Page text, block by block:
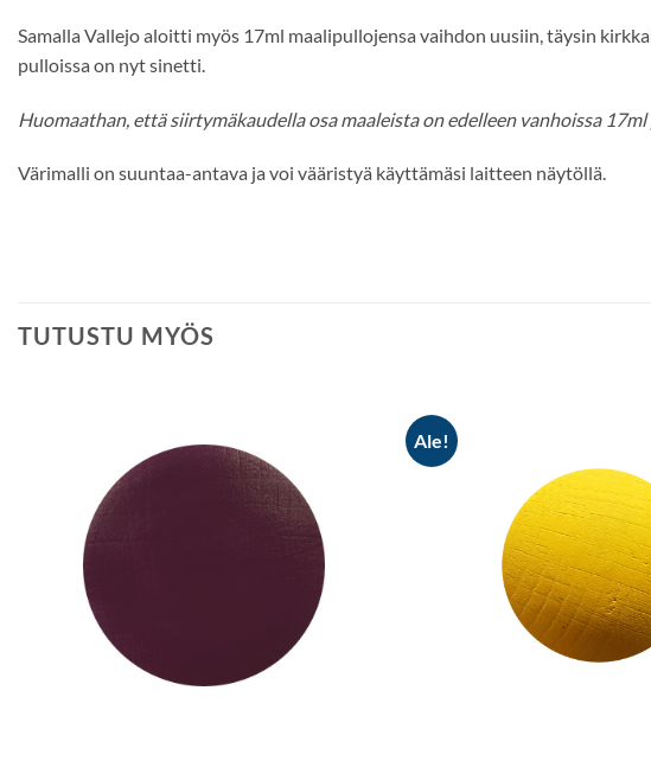
Samalla Vallejo aloitti myös 17ml maalipullojensa vaihdon uusiin, täysin
pulloissa on nyt sinetti.
Huomaathan, että siirtymäkaudella osa maaleista on edelleen vanhoissa 17ml
Värimalli on suuntaa-antava ja voi vääristyä käyttämäsi laitteen näytöllä.
TUTUSTU MYÖS
Ale!